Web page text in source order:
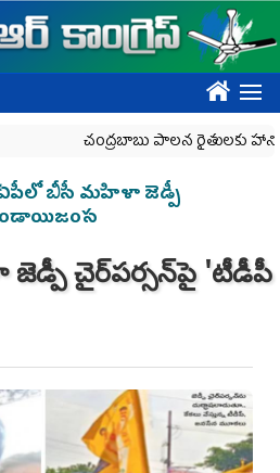
????
చంద్రబాబు పాలన రైతులకు హానికరం
బీసీ మహిళా జెడ్పీ
చైర్‌పర్సన్‌పై 'టీడీపీ